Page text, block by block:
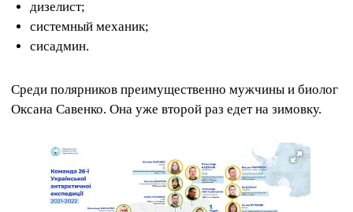
дизелист;
системный механик;
сисадмин.
Среди полярников преимущественно мужчины и биолог
Оксана Савенко. Она уже второй раз едет на зимовку.